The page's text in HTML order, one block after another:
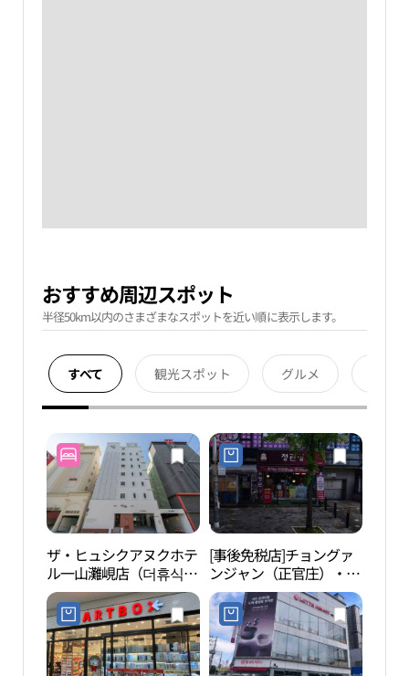
おすすめ周辺スポット
半径50km以内のさまざまなスポットを近い順に表示します。
すべて 観光スポット グルメ
ザ・ヒュシクアヌクホテ
ル一山灘峴店（더휴식
아늑호텔 일산탄현점）
[事後免税店]チョングァ
ンジャン（正官庄）・タ
ンヒョン（炭峴）駅店
(정관장홍삼 탄현역점)